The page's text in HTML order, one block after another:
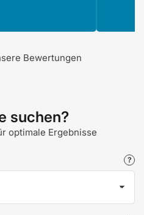
Bewertungen
suchen?
optimale Ergebnisse